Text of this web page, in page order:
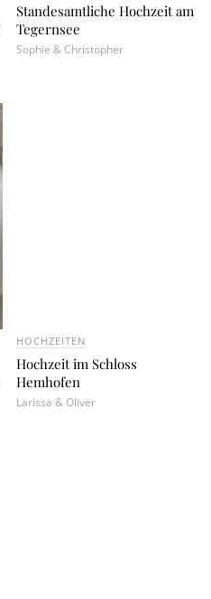
Standesamtliche Hochzeit am
Tegernsee
Sophie & Christopher
HOCHZEITEN
Hochzeit im Schloss
Hemhofen
Larissa & Oliver